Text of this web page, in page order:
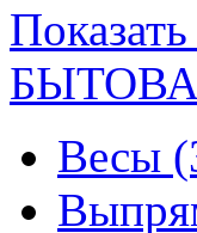
Весы